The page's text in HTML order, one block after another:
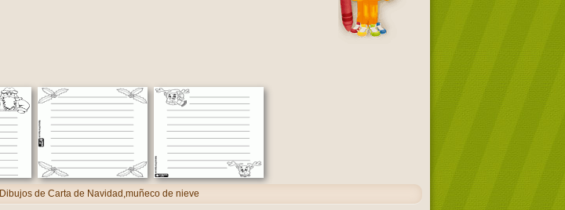
Dibujos de Carta de Navidad,muñeco de nieve